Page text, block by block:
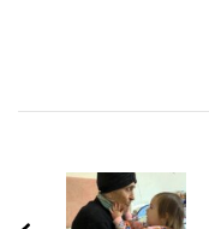
Navigation